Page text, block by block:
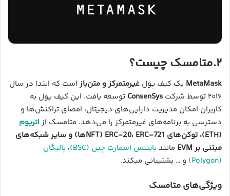
۲. متامسک چیست؟
MetaMask یک کیف پول غیرمتمرکز و متن‌بازاست که ابتدا در سال
۲۰۱۶ توسط شرکت
ConsenSys توسعه یافت. این کیف پول به
کاربران امکان مدیریت دارایی‌های دیجیتال، امضای تراکنش‌ها و
دسترسی به برنامه‌های غیرمتمرکز را می‌دهد. متامسک ازاتریوم
(ETH)، توکن‌های ERC-20، ERC-721 (NFTها) و سایر شبکه‌های
مبتنی بر EVM
مانند بایننس اسمارت چین (BSC) ، پالیگان
(Polygon)
و … پشتیبانی میکند.
ویژگی‌های متامسک